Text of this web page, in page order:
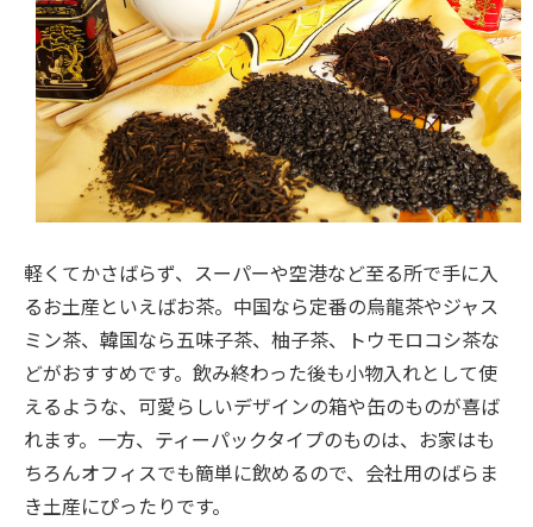
軽くてかさばらず、スーパーや空港など至る所で手に入
るお土産といえばお茶。中国なら定番の烏龍茶やジャス
ミン茶、韓国なら五味子茶、柚子茶、トウモロコシ茶な
どがおすすめです。飲み終わった後も小物入れとして使
えるような、可愛らしいデザインの箱や缶のものが喜ば
れます。一方、ティーパックタイプのものは、お家はも
ちろんオフィスでも簡単に飲めるので、会社用のばらま
き土産にぴったりです。